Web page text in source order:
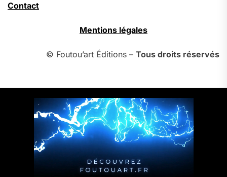
Contact
Mentions légales
© Foutou’art Éditions – Tous droits réservés